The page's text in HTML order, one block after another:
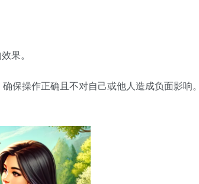
果。
保操作正确且不对自己或他人造成负面影响